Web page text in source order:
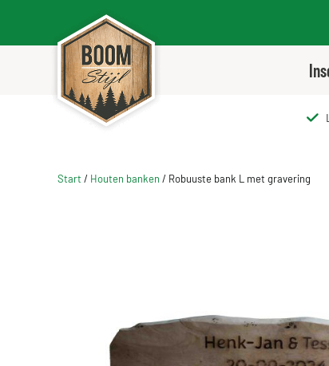
Start / Houten banken / Robuuste bank L met gravering